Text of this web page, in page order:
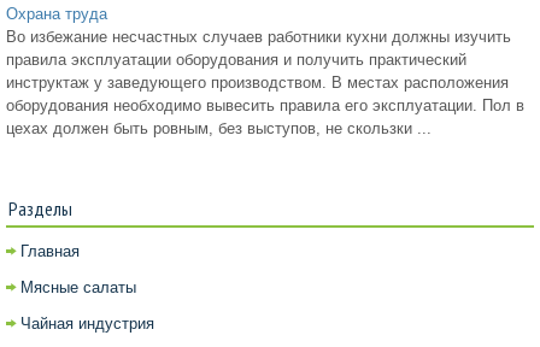
Охрана труда
Во избежание несчастных случаев работники кухни должны изучить
правила эксплуатации оборудования и получить практический
инструктаж у заведующего производством. В местах расположения
оборудования необходимо вывесить правила его эксплуатации. Пол в
цехах должен быть ровным, без выступов, не скользки ...
Разделы
Главная
Мясные салаты
Чайная индустрия